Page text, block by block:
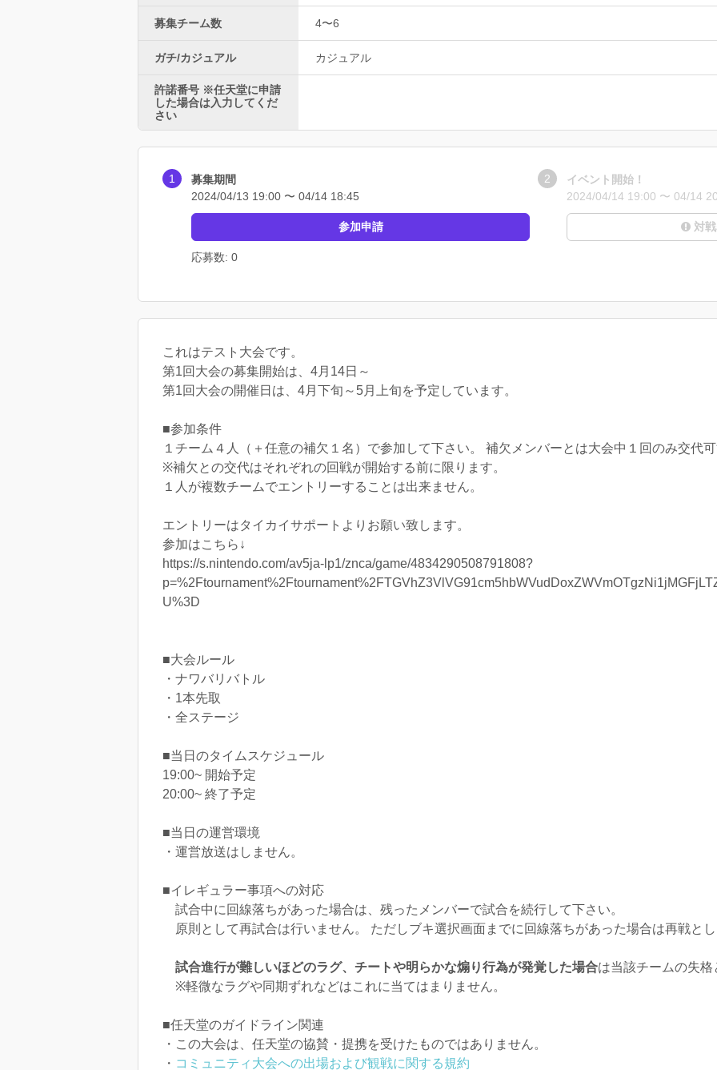
募集チーム数 4〜6
ガチ/カジュアル カジュアル
許諾番号 ※任天堂に申請
した場合は入力してくだ
さい
募集期間
2024/04/13 19:00 〜 04/14 18:45
参加申請
応募数: 0
イベント開始！
2024/04/14 19:00 〜 04/14
対
これはテスト大会です。
第1回大会の募集開始は、4月14日～
第1回大会の開催日は、4月下旬～5月上旬を予定しています。
■参加条件
１チーム４人（＋任意の補欠１名）で参加して下さい。 補欠メンバーとは大会中１回のみ交代可
※補欠との交代はそれぞれの回戦が開始する前に限ります。
１人が複数チームでエントリーすることは出来ません。
エントリーはタイカイサポートよりお願い致します。
参加はこちら↓
https://s.nintendo.com/av5ja-lp1/znca/game/4834290508791808?
U%3D
■大会ルール
・ナワバリバトル
・1本先取
・全ステージ
■当日のタイムスケジュール
19:00~ 開始予定
20:00~ 終了予定
■当日の運営環境
・運営放送はしません。
■イレギュラー事項への対応
試合中に回線落ちがあった場合は、残ったメンバーで試合を続行して下さい。
原則として再試合は行いません。 ただしブキ選択画面までに回線落ちがあった場合は再戦とし
試合進行が難しいほどのラグ、チートや明らかな煽り行為が発覚した場合は当該チームの失格
※軽微なラグや同期ずれなどはこれに当てはまりません。
■任天堂のガイドライン関連
・この大会は、任天堂の協賛・提携を受けたものではありません。
・ コミュニティ大会への出場および観戦に関する規約